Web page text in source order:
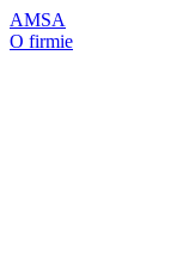
AMSA
O firmie